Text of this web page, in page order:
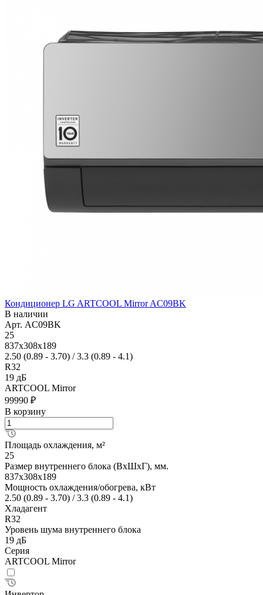
Кондиционер LG ARTCOOL Mirror AC09BK
В наличии
Арт. AC09BK
25
837x308x189
2.50 (0.89 - 3.70) / 3.3 (0.89 - 4.1)
R32
19 дБ
ARTCOOL Mirror
99990 ₽
В корзину
Площадь охлаждения, м²
25
Размер внутреннего блока (ВхШхГ), мм.
837x308x189
Мощность охлаждения/обогрева, кВт
2.50 (0.89 - 3.70) / 3.3 (0.89 - 4.1)
Хладагент
R32
Уровень шума внутреннего блока
19 дБ
Серия
ARTCOOL Mirror